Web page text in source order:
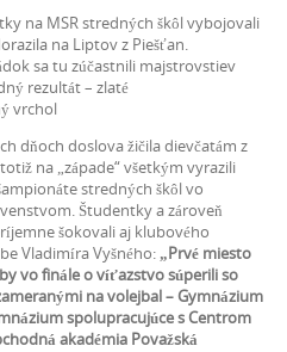
na MSR stredných škôl vybojovali
na Liptov z Piešťan.
sa tu zúčastnili majstrovstiev
rezultát – zlaté
vrchol
dňoch doslova žičila dievčatám z
na „západe“ všetkým vyrazili
stredných škôl vo
Študentky a zároveň
šokovali aj klubového
Vladimíra Vyšného:„Prvé miesto
vo finále o víťazstvo súperili so
na volejbal – Gymnázium
spolupracujúce s Centrom
akadémia Považská